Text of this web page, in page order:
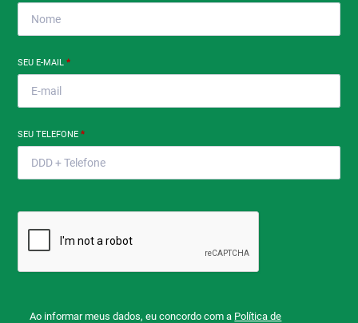
SEU E-MAIL*
SEU TELEFONE*
Ao informar meus dados, eu concordo com a Política de